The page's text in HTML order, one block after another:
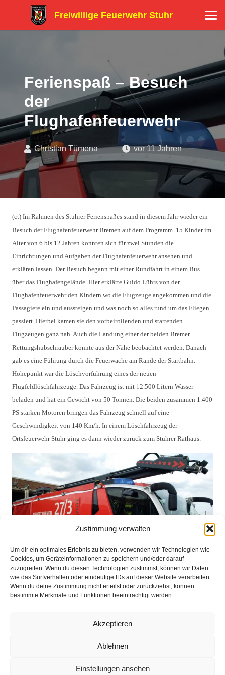
Zustimmung verwalten
Um dir ein optimales Erlebnis zu bieten, verwenden wir Technologien wie
Cookies, um Geräteinformationen zu speichern und/oder darauf
zuzugreifen. Wenn du diesen Technologien zustimmst, können wir Daten
wie das Surfverhalten oder eindeutige IDs auf dieser Website verarbeiten.
Wenn du deine Zustimmung nicht erteilst oder zurückziehst, können
bestimmte Merkmale und Funktionen beeinträchtigt werden.
Akzeptieren
Ablehnen
Einstellungen ansehen
Freiwillige Feuerwehr Stuhr
Ferienspaß – Besuch
der
Flughafenfeuerwehr
Christian Tümena vor 11 Jahren
(ct) Im Rahmen des Stuhrer Ferienspaßes stand in diesem Jahr wieder ein
Besuch der Flughafenfeuerwehr Bremen auf dem Programm. 15 Kinder im
Alter von 6 bis 12 Jahren konnten sich für zwei Stunden die
Einrichtungen und Aufgaben der Flughafenfeuerwehr ansehen und
erklären lassen. Der Besuch begann mit einer Rundfahrt in einem Bus
über das Flughafengelände. Hier erklärte Guido Lührs von der
Flughafenfeuerwehr den Kindern wo die Flugzeuge angekommen und die
Passagiere ein und aussteigen und was noch so alles rund um das Fliegen
passiert. Hierbei kamen sie den vorbeirollenden und startenden
Flugzeugen ganz nah. Auch die Landung einer der beiden Bremer
Rettungshubschrauber konnte aus der Nähe beobachtet werden. Danach
gab es eine Führung durch die Feuerwache am Rande der Startbahn.
Höhepunkt war die Löschvorführung eines der neuen
Flugfeldlöschfahrzeuge. Das Fahrzeug ist mit 12.500 Litern Wasser
beladen und hat ein Gewicht von 50 Tonnen. Die beiden zusammen 1.400
PS starken Motoren bringen das Fahrzeug schnell auf eine
Geschwindigkeit von 140 Km/h. In einem Löschfahrzeug der
Ortsfeuerwehr Stuhr ging es dann wieder zurück zum Stuhrer Rathaus.